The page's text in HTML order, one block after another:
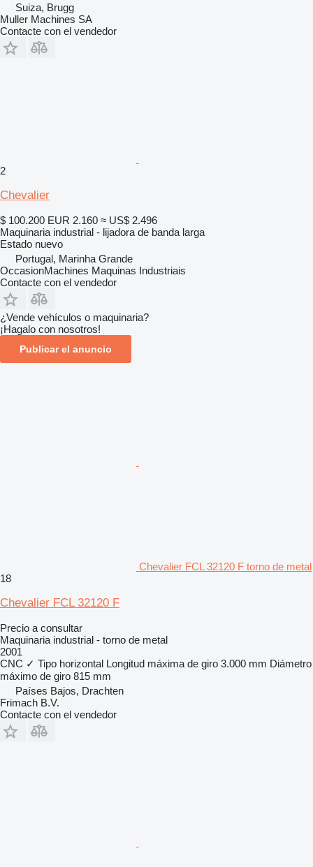
Suiza, Brugg
Muller Machines SA
Contacte con el vendedor
2
Chevalier
$ 100.200 EUR 2.160 ≈ US$ 2.496
Maquinaria industrial - lijadora de banda larga
Estado nuevo
Portugal, Marinha Grande
OccasionMachines Maquinas Industriais
Contacte con el vendedor
¿Vende vehículos o maquinaria?
¡Hagalo con nosotros!
Publicar el anuncio
Chevalier FCL 32120 F torno de metal
18
Chevalier FCL 32120 F
Precio a consultar
Maquinaria industrial - torno de metal
2001
CNC ✓ Tipo horizontal Longitud máxima de giro 3.000 mm Diámetro
máximo de giro 815 mm
Países Bajos, Drachten
Frimach B.V.
Contacte con el vendedor